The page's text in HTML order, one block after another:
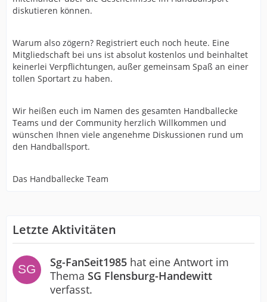
diskutieren können.
Warum also zögern? Registriert euch noch heute. Eine
Mitgliedschaft bei uns ist absolut kostenlos und beinhaltet
keinerlei Verpflichtungen, außer gemeinsam Spaß an einer
tollen Sportart zu haben.
Wir heißen euch im Namen des gesamten Handballecke
Teams und der Community herzlich Willkommen und
wünschen Ihnen viele angenehme Diskussionen rund um
den Handballsport.
Das Handballecke Team
Letzte Aktivitäten
Sg-FanSeit1985 hat eine Antwort im
Thema SG Flensburg-Handewitt
verfasst.